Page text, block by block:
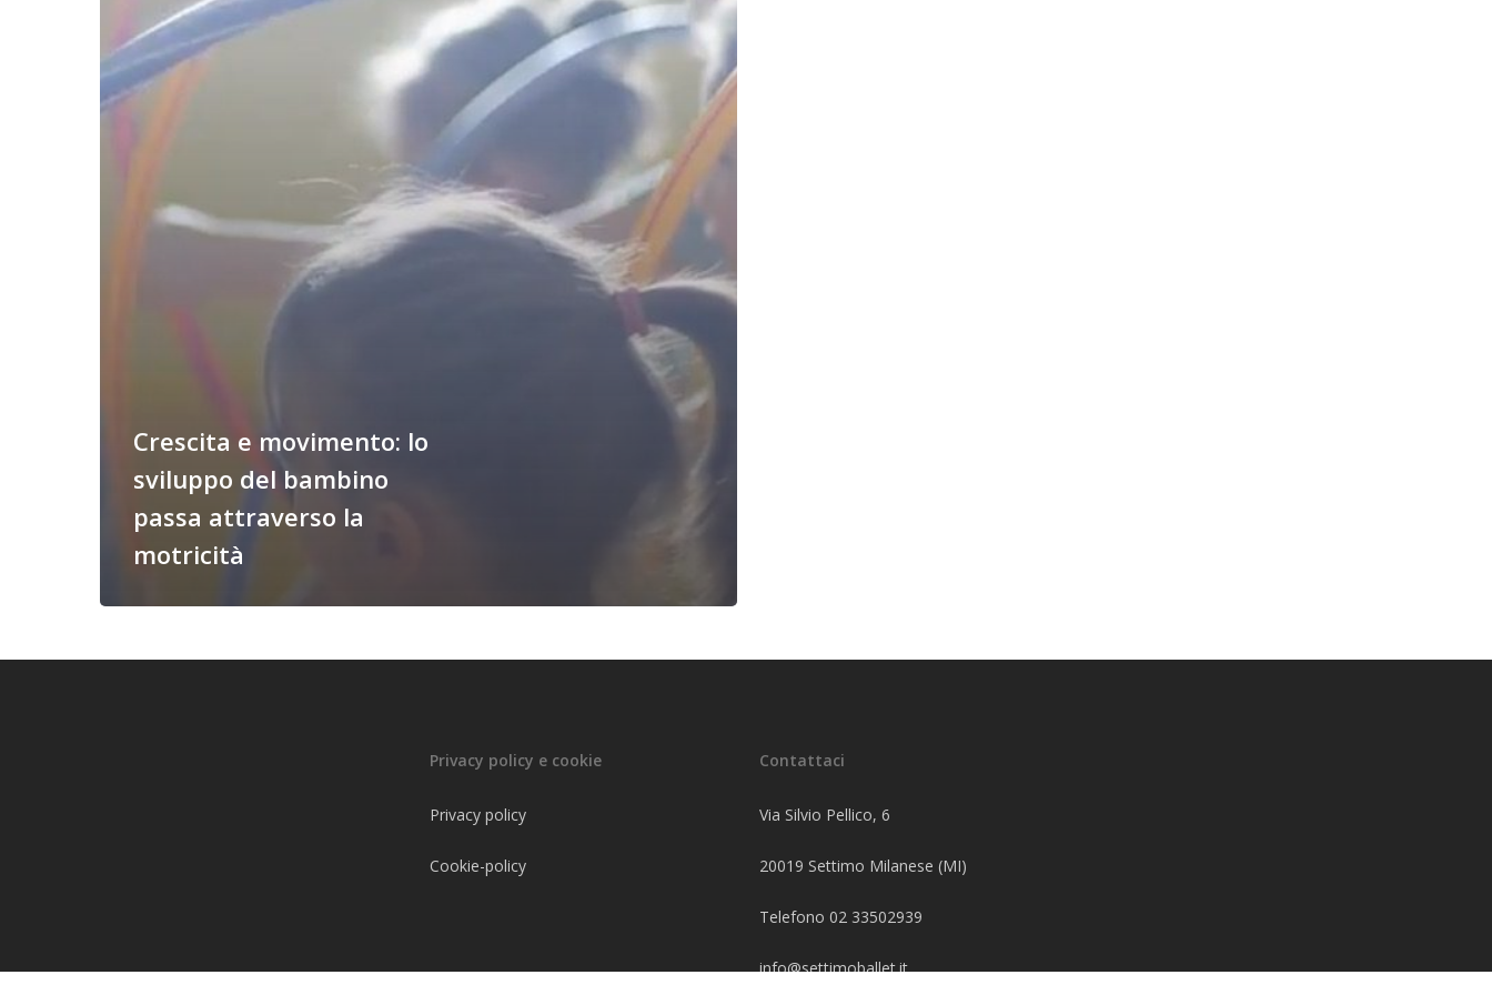
bambino
passa
Crescita e movimento: lo
sviluppo del bambino
passa attraverso la
motricità
Privacy policy e cookie
Privacy policy
Cookie-policy
Contattaci
Via Silvio Pellico, 6
20019 Settimo Milanese (MI)
Telefono 02 33502939
info@settimoballet.it